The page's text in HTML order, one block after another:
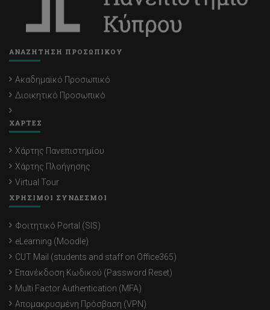
ΑΝΑΖΗΤΗΣΗ ΠΡΟΣΩΠΙΚΟΥ
Ακαδημαϊκό Προσωπικό
Διοικητικό Προσωπικό
ΧΑΡΤΕΣ
Χάρτης Πανεπιστημίου
Χάρτης Πλοήγησης
Virtual Tour
ΧΡΗΣΙΜΟΙ ΣΥΝΔΕΣΜΟΙ
Φοιτητικό Portal (SIS)
eLearning (Moodle)
CUT Mail (students and staff on Office365)
Επανέκδοση Κωδικού (Password Reset)
Multi Factor Authentication (MFA)
Απομακρυσμένη Πρόσβαση (VPN)